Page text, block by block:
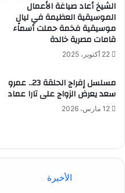
الشيخ أعاد صياغة الأعمال
الموسيقية العظيمة في ليالٍ
موسيقية فخمة حملت أسماء
قامات مصرية خالدة
22 أكتوبر، 2025
مسلسل إفراج الحلقة 23.. عمرو
سعد يعرض الزواج على تارا عماد
12 مارس، 2026
الأخيرة